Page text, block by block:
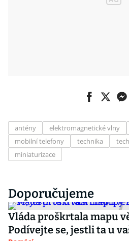
antény elektromagnetické vlny
mobilní telefony
technika
miniaturizace
Doporučujeme
Vláda proškrtala mapu
Podívejte se, jestli ta u